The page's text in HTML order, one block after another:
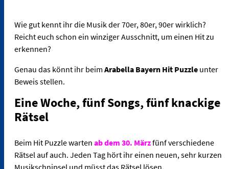
Wie gut kennt ihr die Musik der 70er, 80er, 90er wirklich?
Reicht euch schon ein winziger Ausschnitt, um einen Hit zu
erkennen?
Genau das könnt ihr beim Arabella Bayern Hit Puzzle unter
Beweis stellen.
Eine Woche, fünf Songs, fünf knackige
Rätsel
Beim Hit Puzzle warten ab dem 30. Märzfünf verschiedene
Rätsel auf auch. Jeden Tag hört ihr einen neuen, sehr kurzen